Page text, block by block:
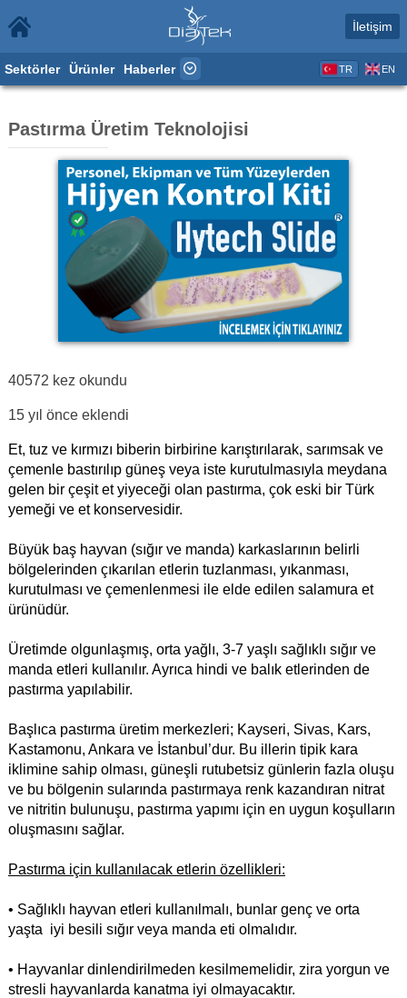
İletişim
Sektörler Ürünler Haberler TR EN
Pastırma Üretim Teknolojisi
40572 kez okundu
15 yıl önce eklendi
Et, tuz ve kırmızı biberin birbirine karıştırılarak, sarımsak ve
çemenle bastırılıp güneş veya iste kurutulmasıyla meydana
gelen bir çeşit et yiyeceği olan pastırma, çok eski bir Türk
yemeği ve et konservesidir.
Büyük baş hayvan (sığır ve manda) karkaslarının belirli
bölgelerinden çıkarılan etlerin tuzlanması, yıkanması,
kurutulması ve çemenlenmesi ile elde edilen salamura et
ürünüdür.
Üretimde olgunlaşmış, orta yağlı, 3-7 yaşlı sağlıklı sığır ve
manda etleri kullanılır. Ayrıca hindi ve balık etlerinden de
pastırma yapılabilir.
Başlıca pastırma üretim merkezleri; Kayseri, Sivas, Kars,
Kastamonu, Ankara ve İstanbul’dur. Bu illerin tipik kara
iklimine sahip olması, güneşli rutubetsiz günlerin fazla oluşu
ve bu bölgenin sularında pastırmaya renk kazandıran nitrat
ve nitritin bulunuşu, pastırma yapımı için en uygun koşulların
oluşmasını sağlar.
Pastırma için kullanılacak etlerin özellikleri:
• Sağlıklı hayvan etleri kullanılmalı, bunlar genç ve orta
yaşta iyi besili sığır veya manda eti olmalıdır.
• Hayvanlar dinlendirilmeden kesilmemelidir, zira yorgun ve
stresli hayvanlarda kanatma iyi olmayacaktır.